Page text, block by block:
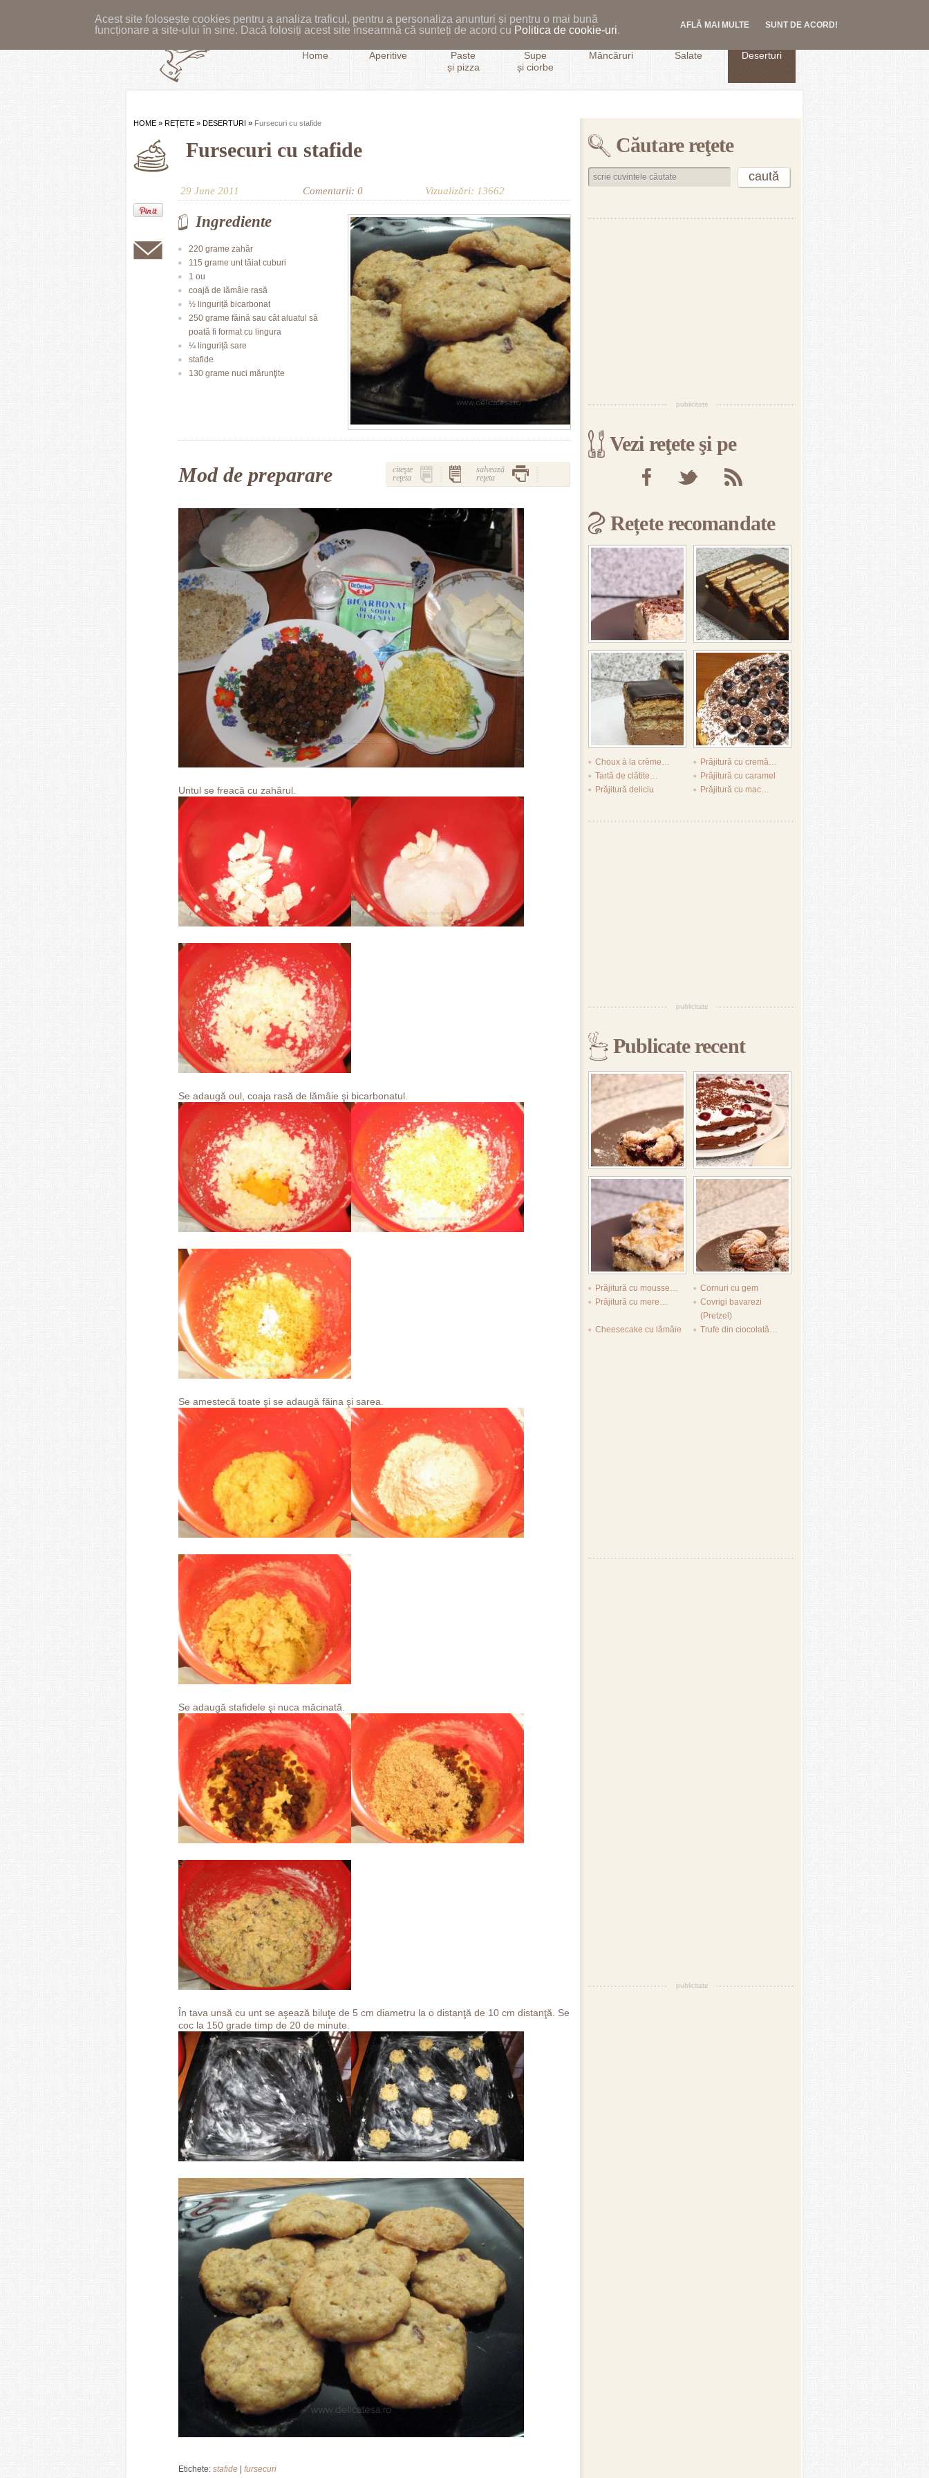
Acest site folosește cookies pentru a analiza traficul, pentru a personaliza anunțuri și pentru o mai bună
funcționare a site-ului în sine. Dacă folosiți acest site înseamnă că sunteți de acord cu Politica de cookie-uri. AFLĂ MAI MULTE SUNT DE ACORD!
Home Aperitive
Paste
și pizza
Supe
și ciorbe
Mâncăruri Salate Deserturi
HOME » REȚETE » DESERTURI » Fursecuri cu stafide
Fursecuri cu stafide
29 June 2011 Comentarii: 0 Vizualizări: 13662
Ingrediente
220 grame zahăr
115 grame unt tăiat cuburi
1 ou
coajă de lămâie rasă
½ linguriță bicarbonat
250 grame făină sau cât aluatul să
poată fi format cu lingura
¼ linguriță sare
stafide
130 grame nuci mărunţite
Mod de preparare
citeşte
reţeta
salvează
reţeta
Untul se freacă cu zahărul.
Se adaugă oul, coaja rasă de lămâie şi bicarbonatul.
Se amestecă toate şi se adaugă făina şi sarea.
Se adaugă stafidele şi nuca măcinată.
În tava unsă cu unt se aşează biluţe de 5 cm diametru la o distanţă de 10 cm distanţă. Se
coc la 150 grade timp de 20 de minute.
Etichete: stafide fursecuri
Căutare reţete
publicitate
Vezi reţete şi pe
Rețete recomandate
Choux à la crème…
Prăjitură cu cremă…
Tartă de clătite…
Prăjitură cu caramel
Prăjitură deliciu
Prăjitură cu mac…
publicitate
Publicate recent
Prăjitură cu mousse…
Cornuri cu gem
Prăjitură cu mere…
Covrigi bavarezi
(Pretzel)
Cheesecake cu lămâie
Trufe din ciocolată…
publicitate